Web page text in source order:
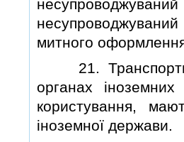
митного
21. Транспортнi
органах
користування,
iноземної держави.